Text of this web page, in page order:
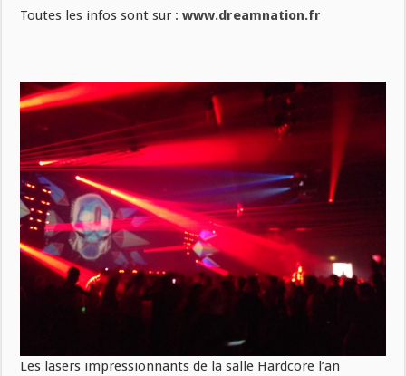
Toutes les infos sont sur :www.dreamnation.fr
Les lasers impressionnants de la salle Hardcore l’an